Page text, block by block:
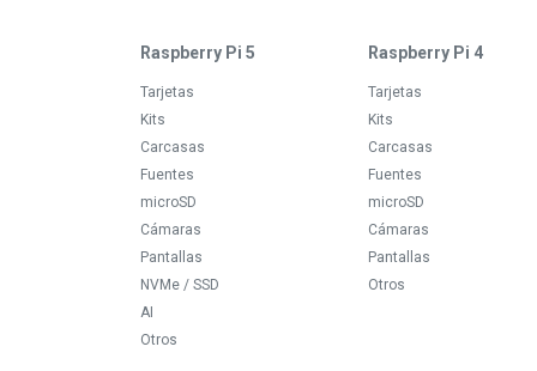
Raspberry Pi 5
Tarjetas
Kits
Carcasas
Fuentes
microSD
Cámaras
Pantallas
NVMe / SSD
AI
Otros
Raspberry Pi 4
Tarjetas
Kits
Carcasas
Fuentes
microSD
Cámaras
Pantallas
Otros